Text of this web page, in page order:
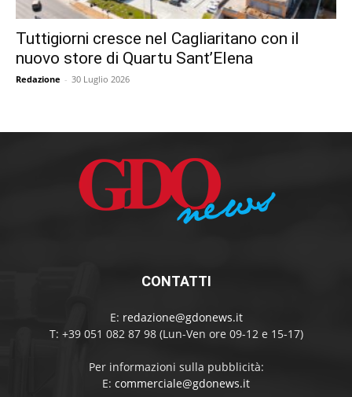
Tuttigiorni cresce nel Cagliaritano con il
nuovo store di Quartu Sant’Elena
Redazione - 30 Luglio 2026
CONTATTI
E: redazione@gdonews.it
T: +39 051 082 87 98 (Lun-Ven ore 09-12 e 15-17)
Per informazioni sulla pubblicità:
E: commerciale@gdonews.it